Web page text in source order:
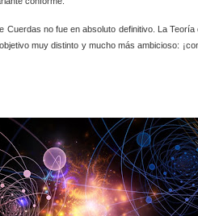
Cuerdas no fue en absoluto definitivo. La
muy distinto y mucho más ambicioso: